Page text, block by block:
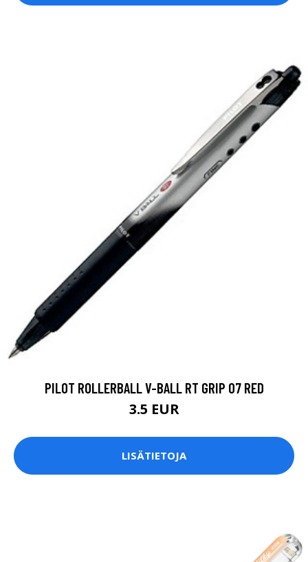
PILOT ROLLERBALL V-BALL RT GRIP 07 RED
3.5 EUR
LISÄTIETOJA